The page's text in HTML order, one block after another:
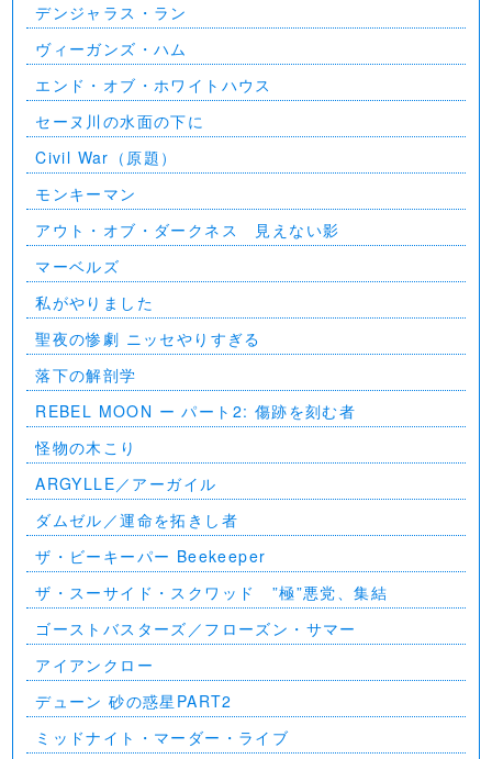
デンジャラス・ラン
ヴィーガンズ・ハム
エンド・オブ・ホワイトハウス
セーヌ川の水面の下に
Civil War（原題）
モンキーマン
アウト・オブ・ダークネス 見えない影
マーベルズ
私がやりました
聖夜の惨劇 ニッセやりすぎる
落下の解剖学
REBEL MOON ー パート2: 傷跡を刻む者
怪物の木こり
ARGYLLE／アーガイル
ダムゼル／運命を拓きし者
ザ・ビーキーパー Beekeeper
ザ・スーサイド・スクワッド ”極”悪党、集結
ゴーストバスターズ／フローズン・サマー
アイアンクロー
デューン 砂の惑星PART2
ミッドナイト・マーダー・ライブ